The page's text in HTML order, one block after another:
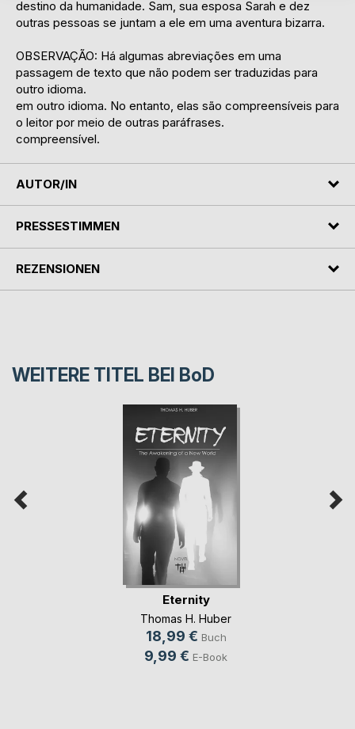
destino da humanidade. Sam, sua esposa Sarah e dez
outras pessoas se juntam a ele em uma aventura bizarra.
OBSERVAÇÃO: Há algumas abreviações em uma
passagem de texto que não podem ser traduzidas para
outro idioma.
em outro idioma. No entanto, elas são compreensíveis para
o leitor por meio de outras paráfrases.
compreensível.
AUTOR/IN
PRESSESTIMMEN
REZENSIONEN
WEITERE TITEL BEI BoD
Eternity
Thomas H. Huber
18,99 € Buch
9,99 € E-Book